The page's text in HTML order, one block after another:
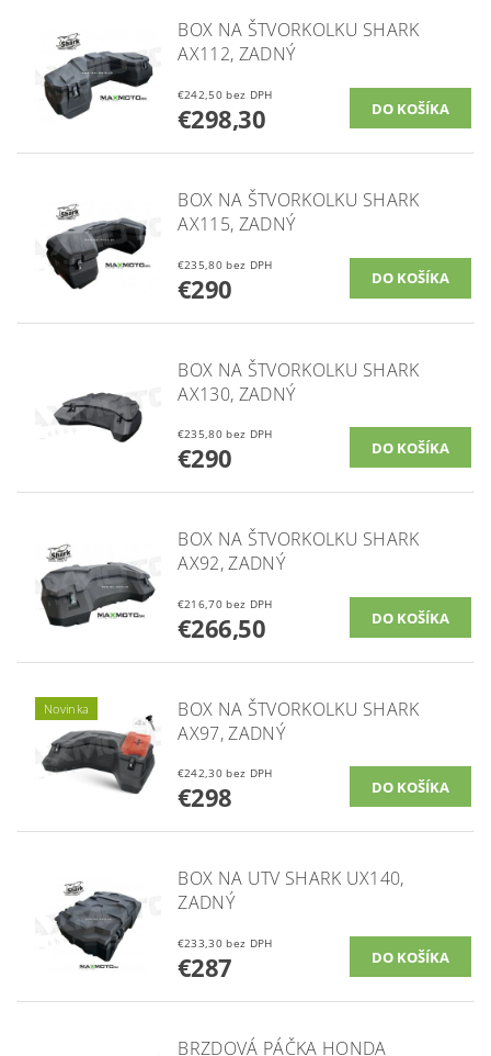
BOX NA ŠTVORKOLKU SHARK
AX112, ZADNÝ
€242,50 bez DPH
€298,30
BOX NA ŠTVORKOLKU SHARK
AX115, ZADNÝ
€235,80 bez DPH
€290
BOX NA ŠTVORKOLKU SHARK
AX130, ZADNÝ
€235,80 bez DPH
€290
BOX NA ŠTVORKOLKU SHARK
AX92, ZADNÝ
€216,70 bez DPH
€266,50
Novinka
BOX NA ŠTVORKOLKU SHARK
AX97, ZADNÝ
€242,30 bez DPH
€298
BOX NA UTV SHARK UX140,
ZADNÝ
€233,30 bez DPH
€287
BRZDOVÁ PÁČKA HONDA